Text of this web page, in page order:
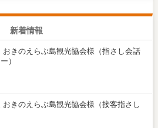
新着情報
おきのえらぶ島観光協会様（指さし会話
）
おきのえらぶ島観光協会様（接客指さし